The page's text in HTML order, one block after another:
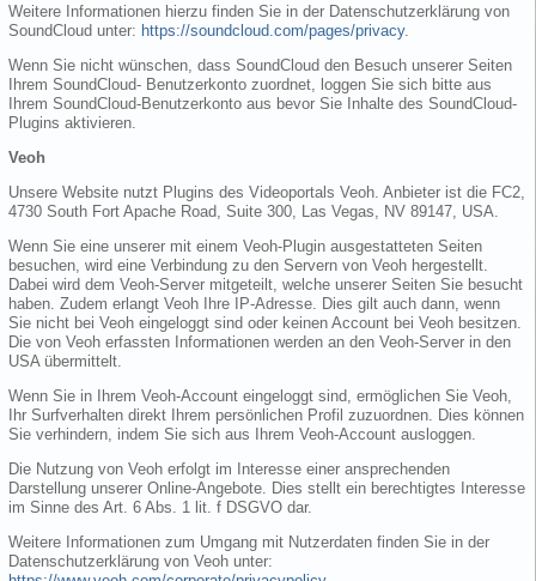
Weitere Informationen hierzu finden Sie in der Datenschutzerklärung von
SoundCloud unter: https://soundcloud.com/pages/privacy.
Wenn Sie nicht wünschen, dass SoundCloud den Besuch unserer Seiten
Ihrem SoundCloud- Benutzerkonto zuordnet, loggen Sie sich bitte aus
Ihrem SoundCloud-Benutzerkonto aus bevor Sie Inhalte des SoundCloud-
Plugins aktivieren.
Veoh
Unsere Website nutzt Plugins des Videoportals Veoh. Anbieter ist die FC2,
4730 South Fort Apache Road, Suite 300, Las Vegas, NV 89147, USA.
Wenn Sie eine unserer mit einem Veoh-Plugin ausgestatteten Seiten
besuchen, wird eine Verbindung zu den Servern von Veoh hergestellt.
Dabei wird dem Veoh-Server mitgeteilt, welche unserer Seiten Sie besucht
haben. Zudem erlangt Veoh Ihre IP-Adresse. Dies gilt auch dann, wenn
Sie nicht bei Veoh eingeloggt sind oder keinen Account bei Veoh besitzen.
Die von Veoh erfassten Informationen werden an den Veoh-Server in den
USA übermittelt.
Wenn Sie in Ihrem Veoh-Account eingeloggt sind, ermöglichen Sie Veoh,
Ihr Surfverhalten direkt Ihrem persönlichen Profil zuzuordnen. Dies können
Sie verhindern, indem Sie sich aus Ihrem Veoh-Account ausloggen.
Die Nutzung von Veoh erfolgt im Interesse einer ansprechenden
Darstellung unserer Online-Angebote. Dies stellt ein berechtigtes Interesse
im Sinne des Art. 6 Abs. 1 lit. f DSGVO dar.
Weitere Informationen zum Umgang mit Nutzerdaten finden Sie in der
Datenschutzerklärung von Veoh unter: